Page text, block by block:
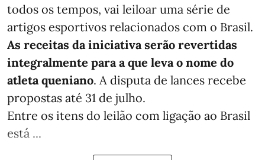
todos os tempos, vai leiloar uma série de
artigos esportivos relacionados com o Brasil.
As receitas da iniciativa serão revertidas
integralmente para a que leva o nome do
atleta queniano. A disputa de lances recebe
propostas até 31 de julho.
Entre os itens do leilão com ligação ao Brasil
está ...